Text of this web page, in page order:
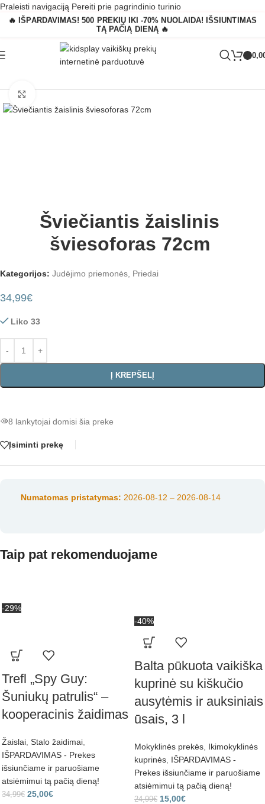
Praleisti navigaciją Pereiti prie pagrindinio turinio
🔥 IŠPARDAVIMAS! 500 PREKIŲ IKI -70% NUOLAIDA! IŠSIUNTIMAS
TĄ PAČIĄ DIENĄ 🔥
Parduotuvė»Šviečiantis žaislinis šviesoforas 72cm
Šviečiantis žaislinis
šviesoforas 72cm
Kategorijos: Judėjimo priemonės Priedai
34,99€
Liko 33
Į KREPŠELĮ
8 lankytojai domisi šia preke
Įsiminti prekę
Numatomas pristatymas: 2026-08-12 – 2026-08-14
Taip pat rekomenduojame
-29%
Trefl „Spy Guy:
Šuniukų patrulis“ –
kooperacinis žaidimas
Žaislai Stalo žaidimai
IŠPARDAVIMAS - Prekes
išsiunčiame ir paruošiame
atsiėmimui tą pačią dieną!
34,99€ 25,00€
-40%
Balta pūkuota vaikiška
kuprinė su kiškučio
ausytėmis ir auksiniais
ūsais, 3 l
Mokyklinės prekės Ikimokyklinės
kuprinės IŠPARDAVIMAS -
Prekes išsiunčiame ir paruošiame
atsiėmimui tą pačią dieną!
24,99€ 15,00€